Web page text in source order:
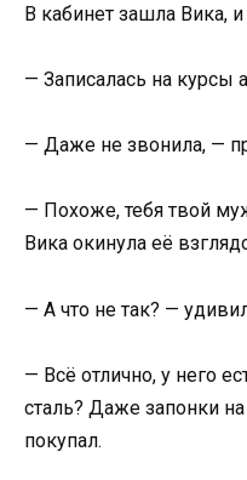
В кабинет зашла Вика,
— Записалась на курсы
— Даже не звонила, —
— Похоже, тебя твой
Вика окинула её
— А что не так? —
— Всё отлично, у него
сталь? Даже запонки
покупал.